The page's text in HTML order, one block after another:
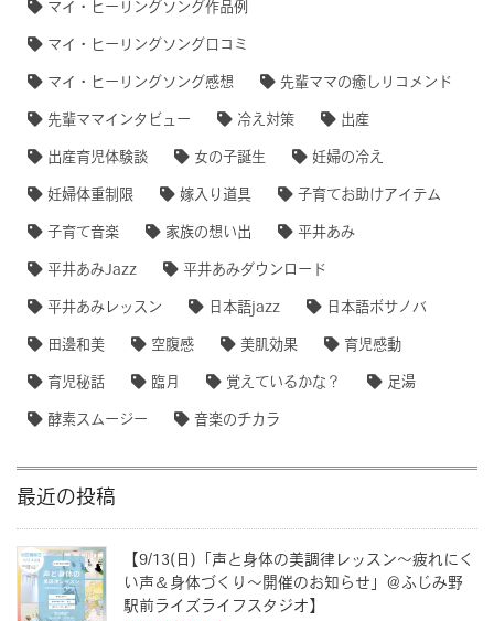
マイ・ヒーリングソング作品例
マイ・ヒーリングソング口コミ
マイ・ヒーリングソング感想 先輩ママの癒しリコメンド
先輩ママインタビュー 冷え対策 出産
出産育児体験談 女の子誕生 妊婦の冷え
妊婦体重制限 嫁入り道具 子育てお助けアイテム
子育て音楽 家族の想い出 平井あみ
平井あみJazz 平井あみダウンロード
平井あみレッスン 日本語jazz 日本語ボサノバ
田邊和美 空腹感 美肌効果 育児感動
育児秘話 臨月 覚えているかな？ 足湯
酵素スムージー 音楽のチカラ
最近の投稿
【9/13(日)「声と身体の美調律レッスン〜疲れにく
い声＆身体づくり〜開催のお知らせ」＠ふじみ野
駅前ライズライフスタジオ】